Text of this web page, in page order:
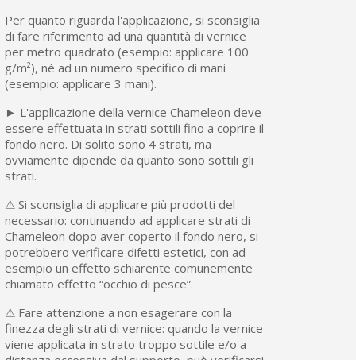
Per quanto riguarda l'applicazione, si sconsiglia
di fare riferimento ad una quantità di vernice
per metro quadrato (esempio: applicare 100
g/m²), né ad un numero specifico di mani
(esempio: applicare 3 mani).
► L'applicazione della vernice Chameleon deve
essere effettuata in strati sottili fino a coprire il
fondo nero. Di solito sono 4 strati, ma
ovviamente dipende da quanto sono sottili gli
strati.
⚠ Si sconsiglia di applicare più prodotti del
necessario: continuando ad applicare strati di
Chameleon dopo aver coperto il fondo nero, si
potrebbero verificare difetti estetici, con ad
esempio un effetto schiarente comunemente
chiamato effetto “occhio di pesce”.
⚠ Fare attenzione a non esagerare con la
finezza degli strati di vernice: quando la vernice
viene applicata in strato troppo sottile e/o a